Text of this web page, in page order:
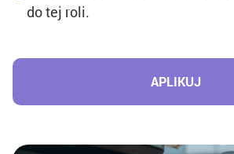
do tej roli.
APLIKUJ